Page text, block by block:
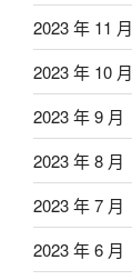
2023 年 11 月
2023 年 10 月
2023 年 9 月
2023 年 8 月
2023 年 7 月
2023 年 6 月